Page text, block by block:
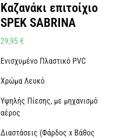
Καζανάκι επιτοίχιο
SPEK SABRINA
29,95 €
Ενισχυμένο Πλαστικό PVC
Χρώμα Λευκό
Υψηλής Πίεσης, με μηχανισμό
αέρος
Διαστάσεις (Φάρδος x Βάθος